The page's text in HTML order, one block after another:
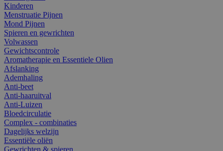
Kinderen
Menstruatie Pijnen
Mond Pijnen
Spieren en gewrichten
Volwassen
Gewichtscontrole
Aromatherapie en Essentiele Olien
Afslanking
Ademhaling
Anti-beet
Anti-haaruitval
Anti-Luizen
Bloedcirculatie
Complex - combinaties
Dagelijks welzijn
Essentiële oliën
Gewrichten & spieren